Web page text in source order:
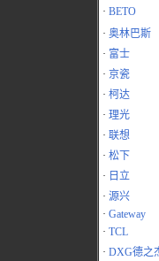
· BETO
· 奥林巴斯
· 富士
· 京瓷
· 柯达
· 理光
· 联想
· 松下
· 日立
· 源兴
· Gateway
· TCL
· DXG德之